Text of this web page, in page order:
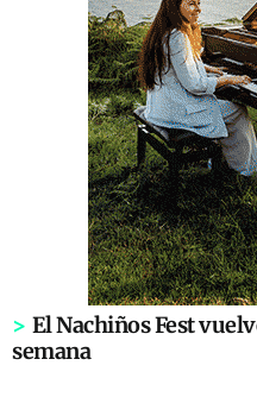
> El Nachiños Fest
semana